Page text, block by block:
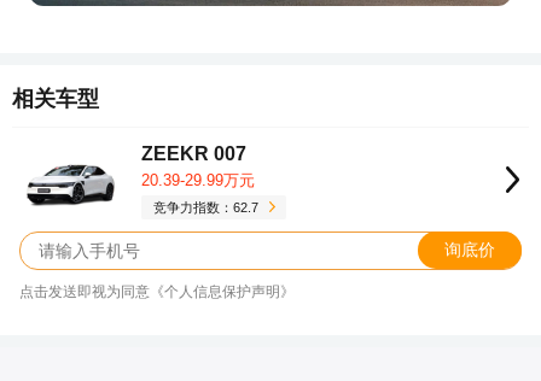
相关车型
ZEEKR 007
20.39-29.99万元
竞争力指数：62.7
询底价
点击发送即视为同意《个人信息保护声明》